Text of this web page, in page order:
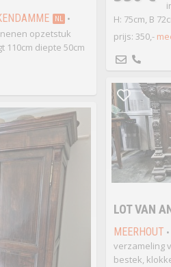
NL •
opzetstuk
110cm diepte 50cm
H: 75cm, B
prijs: 350,-
LOT VAN
MEERHOUT
verzameling
bestek,